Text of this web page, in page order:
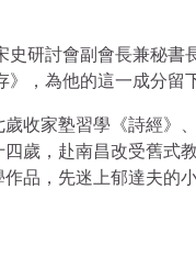
研討會副會長兼秘書
，為他的這一成分留
收家塾習學《詩經》
歲，赴南昌改受舊式
品，先迷上郁達夫的